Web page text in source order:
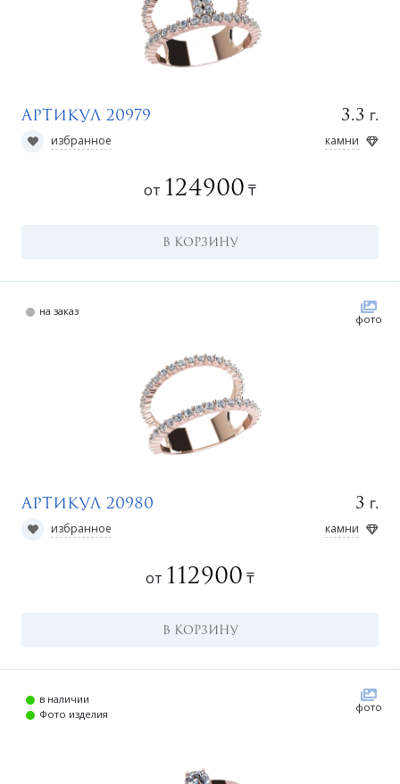
Артикул 20979 3.3 г.
избранное камни
от 124900 ₸
В КОРЗИНУ
на заказ
фото
Артикул 20980 3 г.
избранное камни
от 112900 ₸
В КОРЗИНУ
в наличии
Фото изделия
фото